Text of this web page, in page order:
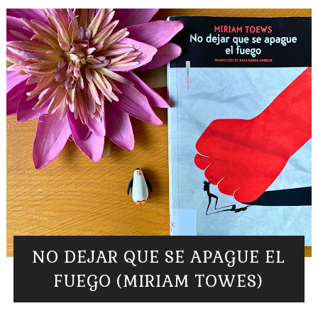
NO DEJAR QUE SE APAGUE EL
FUEGO (MIRIAM TOWES)